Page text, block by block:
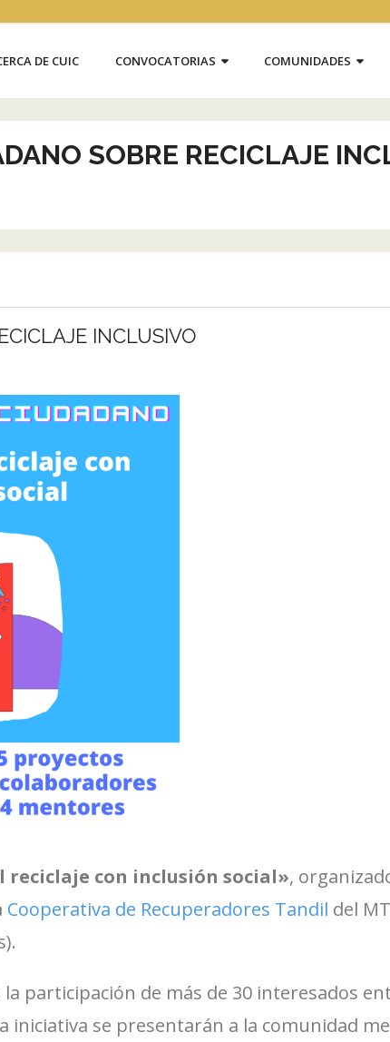
DE CUIC CONVOCATORIAS COMUNIDADES
SOBRE RECICLAJE
INCLUSIVO
reciclaje con inclusión social»,
Cooperativa de Recuperadores Tandil del
participación de más de 30 interesados
se presentarán a la comunidad